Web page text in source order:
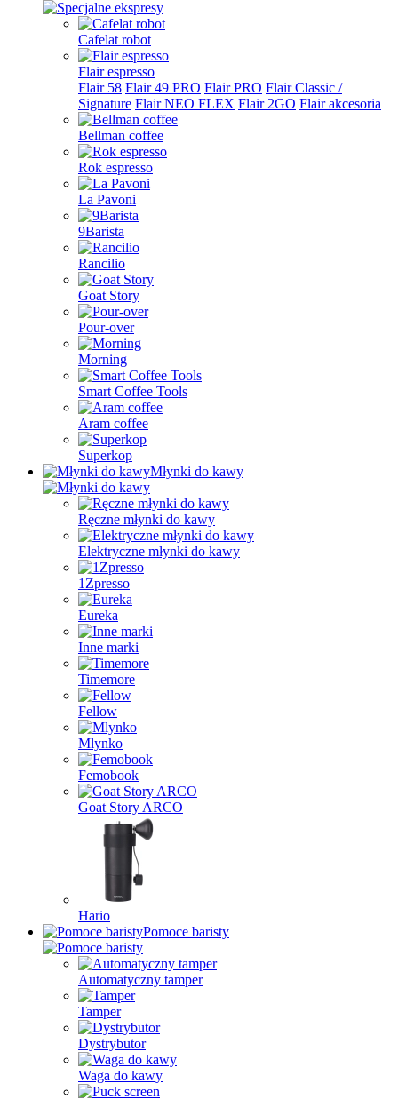
Cafelat robot
Flair espresso
Flair 58 Flair 49 PRO Flair PRO Flair Classic /
Signature Flair NEO FLEX Flair 2GO Flair akcesoria
Bellman coffee
Rok espresso
La Pavoni
9Barista
Rancilio
Goat Story
Pour-over
Morning
Smart Coffee Tools
Aram coffee
Superkop
Młynki do kawy
Ręczne młynki do kawy
Elektryczne młynki do kawy
1Zpresso
Eureka
Inne marki
Timemore
Fellow
Mlynko
Femobook
Goat Story ARCO
Hario
Pomoce baristy
Automatyczny tamper
Tamper
Dystrybutor
Waga do kawy